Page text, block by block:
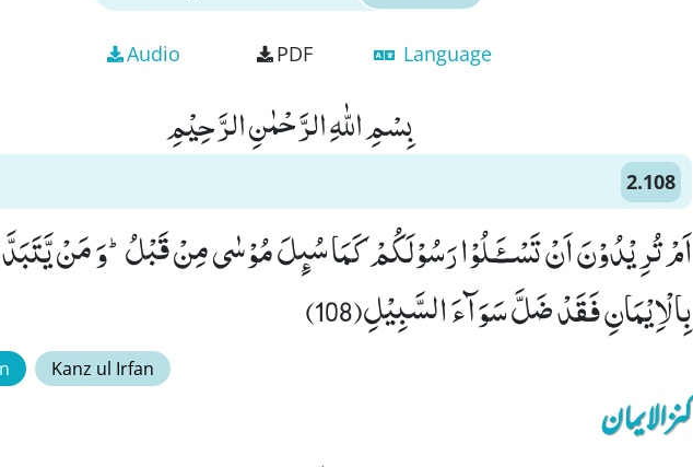
Audio PDF Language
بِسْمِ اللّٰهِ الرَّحْمٰنِ الرَّحِیْمِ
2.108
اَمْ تُرِیْدُوْنَ اَنْ تَسْــٴَـلُوْا رَسُوْلَكُمْ كَمَا سُىٕلَ مُوْسٰى مِنْ قَبْلُؕ-وَ مَنْ
بِالْاِیْمَانِ فَقَدْ ضَلَّ سَوَآءَ السَّبِیْلِ(108)
Kanz ul Irfan
کنزالایمان